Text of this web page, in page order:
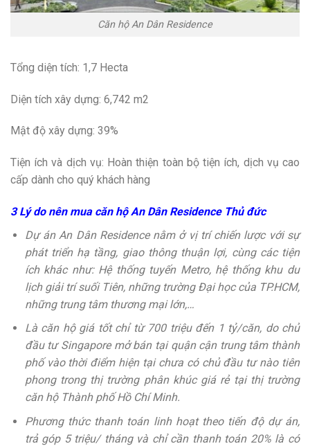
Căn hộ An Dân Residence
Tổng diện tích: 1,7 Hecta
Diện tích xây dựng: 6,742 m2
Mật độ xây dựng: 39%
Tiện ích và dịch vụ: Hoàn thiện toàn bộ tiện ích, dịch vụ cao
cấp dành cho quý khách hàng
3 Lý do nên mua căn hộ An Dân Residence Thủ đức
Dự án An Dân Residence nằm ở vị trí chiến lược với sự
phát triển hạ tầng, giao thông thuận lợi, cùng các tiện
ích khác như: Hệ thống tuyến Metro, hệ thống khu du
lịch giải trí suối Tiên, những trường Đại học của TP.HCM,
những trung tâm thương mại lớn,…
Là căn hộ giá tốt chỉ từ 700 triệu đến 1 tỷ/căn, do chủ
đầu tư Singapore mở bán tại quận cận trung tâm thành
phố vào thời điểm hiện tại chưa có chủ đầu tư nào tiên
phong trong thị trường phân khúc giá rẻ tại thị trường
căn hộ Thành phố Hồ Chí Minh.
Phương thức thanh toán linh hoạt theo tiến độ dự án,
trả góp 5 triệu/ tháng và chỉ cần thanh toán 20% là có